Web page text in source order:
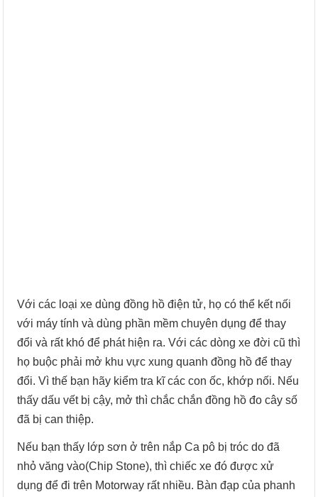
Với các loại xe dùng đồng hồ điện tử, họ có thể kết nối
với máy tính và dùng phần mềm chuyên dụng để thay
đổi và rất khó để phát hiện ra. Với các dòng xe đời cũ thì
họ buộc phải mở khu vực xung quanh đồng hồ để thay
đổi. Vì thế bạn hãy kiểm tra kĩ các con ốc, khớp nối. Nếu
thấy dấu vết bị cậy, mở thì chắc chắn đồng hồ đo cây số
đã bị can thiệp.
Nếu bạn thấy lớp sơn ở trên nắp Ca pô bị tróc do đã
nhỏ văng vào(Chip Stone), thì chiếc xe đó được xử
dụng để đi trên Motorway rất nhiều. Bàn đạp của phanh